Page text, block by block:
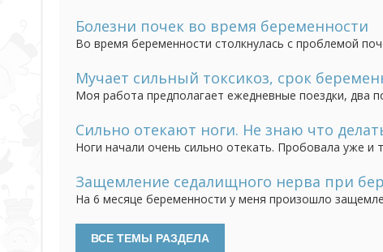
Болезни почек во время беременности
Во время беременности столкнулась с проблемой
Последние я пить отказалась, так как не видела в
Мучает сильный токсикоз, срок
Моя работа предполагает ежедневные поездки, два
(сильно тошнит), но чаще два и даже три.
Сильно отекают ноги. Не знаю что
Ноги начали очень сильно отекать. Пробовала уже
что такое бывает у всех беременных, переживать
Защемление седалищного нерва при
На 6 месяце беременности у меня произошло
второго ребенка, боюсь повторения этой проблемы.